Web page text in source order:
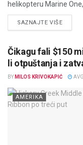
helikopteru Marine One,
SAZNAJTE VIŠEDETAILS
Čikagu fali $150
li otpuštanja i
BY MILOS KRIVOKAPIĆ
AMERIKA